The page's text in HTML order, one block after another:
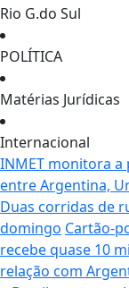
Rio G.do Sul
POLÍTICA
Matérias Jurídicas
Internacional
INMET monitora
entre Argentina,
Duas corridas de
domingo Cartão-
recebe quase 10
relação com